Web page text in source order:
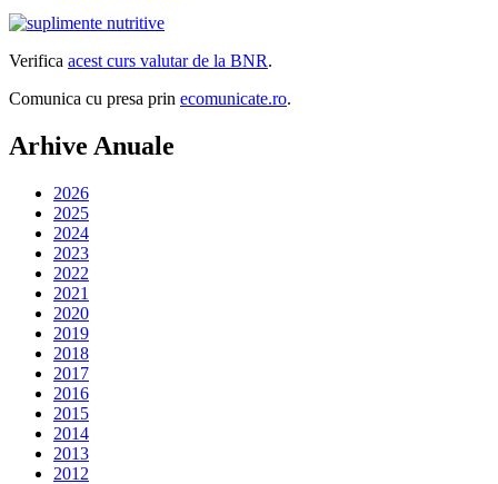
Verifica acest curs valutar de la BNR.
Comunica cu presa prin ecomunicate.ro.
Arhive Anuale
2026
2025
2024
2023
2022
2021
2020
2019
2018
2017
2016
2015
2014
2013
2012